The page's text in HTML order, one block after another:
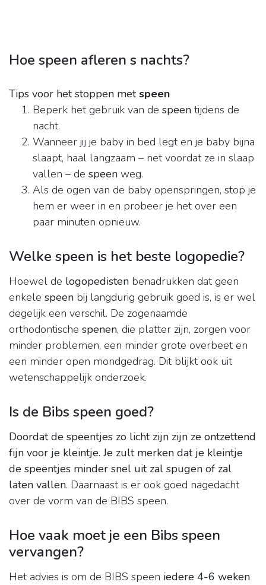
Hoe speen afleren s nachts?
Tips voor het stoppen metspeen
Beperk het gebruik van de speen tijdens de
nacht.
Wanneer jij je baby in bed legt en je baby bijna
slaapt, haal langzaam – net voordat ze in slaap
vallen – de speen weg.
Als de ogen van de baby openspringen, stop je
hem er weer in en probeer je het over een
paar minuten opnieuw.
Welke speen is het beste logopedie?
Hoewel de logopedisten benadrukken dat geen
enkele speen bij langdurig gebruik goed is, is er wel
degelijk een verschil. De zogenaamde
orthodontische spenen, die platter zijn, zorgen voor
minder problemen, een minder grote overbeet en
een minder open mondgedrag. Dit blijkt ook uit
wetenschappelijk onderzoek.
Is de Bibs speen goed?
Doordat de speentjes zo licht zijn zijn ze ontzettend
fijn voor je kleintje. Je zult merken dat je kleintje
de speentjes minder snel uit zal spugen of zal
laten vallen. Daarnaast is er ook goed nagedacht
over de vorm van de BIBS speen.
Hoe vaak moet je een Bibs speen
vervangen?
Het advies is om de BIBS speen iedere 4-6 weken